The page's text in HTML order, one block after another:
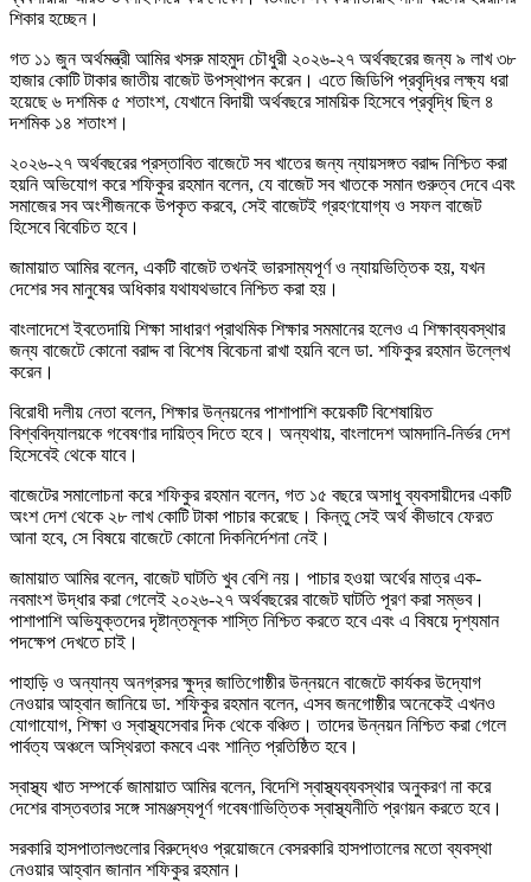
শিকার হচ্ছেন।
গত ১১ জুন অর্থমন্ত্রী আমির খসরু মাহমুদ চৌধুরী ২০২৬-২৭ অর্থবছরের জন্য ৯ লাখ ৩৮
হাজার কোটি টাকার জাতীয় বাজেট উপস্থাপন করেন। এতে জিডিপি প্রবৃদ্ধির লক্ষ্য ধরা
হয়েছে ৬ দশমিক ৫ শতাংশ, যেখানে বিদায়ী অর্থবছরে সাময়িক হিসেবে প্রবৃদ্ধি ছিল ৪
দশমিক ১৪ শতাংশ।
২০২৬-২৭ অর্থবছরের প্রস্তাবিত বাজেটে সব খাতের জন্য ন্যায়সঙ্গত বরাদ্দ নিশ্চিত করা
হয়নি অভিযোগ করে শফিকুর রহমান বলেন, যে বাজেট সব খাতকে সমান গুরুত্ব দেবে এবং
সমাজের সব অংশীজনকে উপকৃত করবে, সেই বাজেটই গ্রহণযোগ্য ও সফল বাজেট
হিসেবে বিবেচিত হবে।
জামায়াত আমির বলেন, একটি বাজেট তখনই ভারসাম্যপূর্ণ ও ন্যায়ভিত্তিক হয়, যখন
দেশের সব মানুষের অধিকার যথাযথভাবে নিশ্চিত করা হয়।
বাংলাদেশে ইবতেদায়ি শিক্ষা সাধারণ প্রাথমিক শিক্ষার সমমানের হলেও এ শিক্ষাব্যবস্থার
জন্য বাজেটে কোনো বরাদ্দ বা বিশেষ বিবেচনা রাখা হয়নি বলে ডা. শফিকুর রহমান উল্লেখ
করেন।
বিরোধী দলীয় নেতা বলেন, শিক্ষার উন্নয়নের পাশাপাশি কয়েকটি বিশেষায়িত
বিশ্ববিদ্যালয়কে গবেষণার দায়িত্ব দিতে হবে। অন্যথায়, বাংলাদেশ আমদানি-নির্ভর দেশ
হিসেবেই থেকে যাবে।
বাজেটের সমালোচনা করে শফিকুর রহমান বলেন, গত ১৫ বছরে অসাধু ব্যবসায়ীদের একটি
অংশ দেশ থেকে ২৮ লাখ কোটি টাকা পাচার করেছে। কিন্তু সেই অর্থ কীভাবে ফেরত
আনা হবে, সে বিষয়ে বাজেটে কোনো দিকনির্দেশনা নেই।
জামায়াত আমির বলেন, বাজেট ঘাটতি খুব বেশি নয়। পাচার হওয়া অর্থের মাত্র এক-
নবমাংশ উদ্ধার করা গেলেই ২০২৬-২৭ অর্থবছরের বাজেট ঘাটতি পূরণ করা সম্ভব।
পাশাপাশি অভিযুক্তদের দৃষ্টান্তমূলক শাস্তি নিশ্চিত করতে হবে এবং এ বিষয়ে দৃশ্যমান
পদক্ষেপ দেখতে চাই।
পাহাড়ি ও অন্যান্য অনগ্রসর ক্ষুদ্র জাতিগোষ্ঠীর উন্নয়নে বাজেটে কার্যকর উদ্যোগ
নেওয়ার আহ্বান জানিয়ে ডা. শফিকুর রহমান বলেন, এসব জনগোষ্ঠীর অনেকেই এখনও
যোগাযোগ, শিক্ষা ও স্বাস্থ্যসেবার দিক থেকে বঞ্চিত। তাদের উন্নয়ন নিশ্চিত করা গেলে
পার্বত্য অঞ্চলে অস্থিরতা কমবে এবং শান্তি প্রতিষ্ঠিত হবে।
স্বাস্থ্য খাত সম্পর্কে জামায়াত আমির বলেন, বিদেশি স্বাস্থ্যব্যবস্থার অনুকরণ না করে
দেশের বাস্তবতার সঙ্গে সামঞ্জস্যপূর্ণ গবেষণাভিত্তিক স্বাস্থ্যনীতি প্রণয়ন করতে হবে।
সরকারি হাসপাতালগুলোর বিরুদ্ধেও প্রয়োজনে বেসরকারি হাসপাতালের মতো ব্যবস্থা
নেওয়ার আহ্বান জানান শফিকুর রহমান।